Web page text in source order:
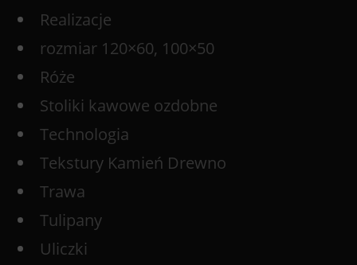
Realizacje
rozmiar 120×60, 100×50
Róże
Stoliki kawowe ozdobne
Technologia
Tekstury Kamień Drewno
Trawa
Tulipany
Uliczki